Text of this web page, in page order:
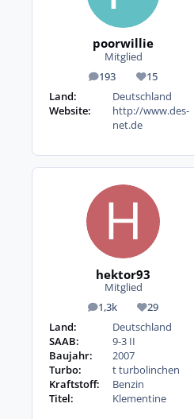
poorwillie
Mitglied
193
Beiträge 15
Reputation
Land:
Deutschland
Website:
http://www.des-
net.de
hektor93
Mitglied
1,3k
Beiträge 29
Reputation
Land:
Deutschland
SAAB:
9-3 II
Baujahr:
2007
Turbo:
t turbolinchen
Kraftstoff:
Benzin
Titel:
Klementine